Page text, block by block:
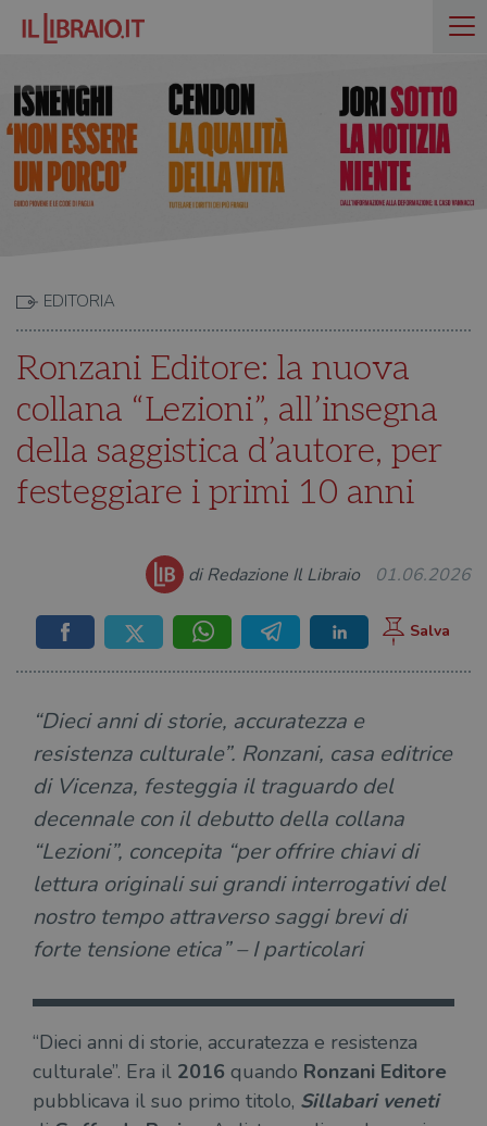
EDITORIA
Ronzani Editore: la nuova
collana “Lezioni”, all’insegna
della saggistica d’autore, per
festeggiare i primi 10 anni
di Redazione Il Libraio 01.06.2026
“Dieci anni di storie, accuratezza e
resistenza culturale”. Ronzani, casa editrice
di Vicenza, festeggia il traguardo del
decennale con il debutto della collana
“Lezioni”, concepita “per offrire chiavi di
lettura originali sui grandi interrogativi del
nostro tempo attraverso saggi brevi di
forte tensione etica” – I particolari
“Dieci anni di storie, accuratezza e resistenza
culturale”. Era il 2016 quando Ronzani Editore
pubblicava il suo primo titolo, Sillabari veneti